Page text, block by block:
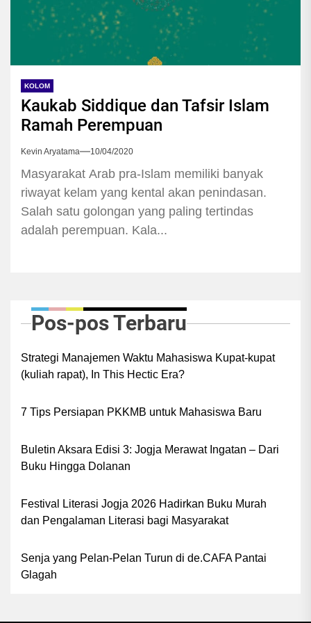
KOLOM
Kaukab Siddique dan Tafsir Islam
Ramah Perempuan
Kevin Aryatama 10/04/2020
Masyarakat Arab pra-Islam memiliki banyak
riwayat kelam yang kental akan penindasan.
Salah satu golongan yang paling tertindas
adalah perempuan. Kala...
Pos-pos Terbaru
Strategi Manajemen Waktu Mahasiswa Kupat-kupat
(kuliah rapat), In This Hectic Era?
7 Tips Persiapan PKKMB untuk Mahasiswa Baru
Buletin Aksara Edisi 3: Jogja Merawat Ingatan – Dari
Buku Hingga Dolanan
Festival Literasi Jogja 2026 Hadirkan Buku Murah
dan Pengalaman Literasi bagi Masyarakat
Senja yang Pelan-Pelan Turun di de.CAFA Pantai
Glagah